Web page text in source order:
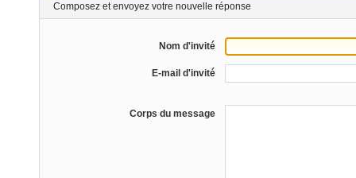
Composez et envoyez votre nouvelle réponse
Nom d'invité
E-mail d'invité
Corps du message